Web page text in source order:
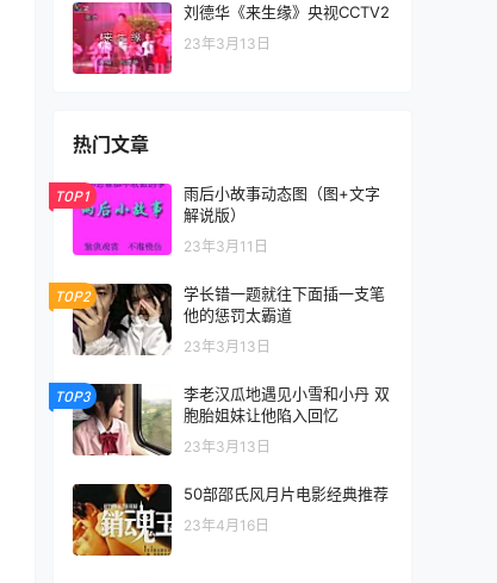
刘德华《来生缘》央视CCTV2
23年3月13日
热门文章
TOP1
雨后小故事动态图（图+文字
解说版）
23年3月11日
TOP2
学长错一题就往下面插一支笔
他的惩罚太霸道
23年3月13日
TOP3
李老汉瓜地遇见小雪和小丹 双
胞胎姐妹让他陷入回忆
23年3月13日
50部邵氏风月片电影经典推荐
23年4月16日